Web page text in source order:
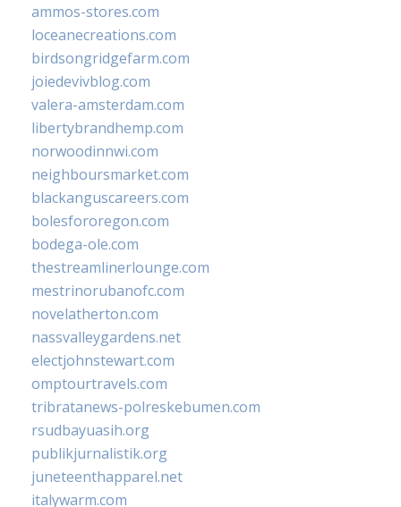
ammos-stores.com
loceanecreations.com
birdsongridgefarm.com
joiedevivblog.com
valera-amsterdam.com
libertybrandhemp.com
norwoodinnwi.com
neighboursmarket.com
blackanguscareers.com
bolesfororegon.com
bodega-ole.com
thestreamlinerlounge.com
mestrinorubanofc.com
novelatherton.com
nassvalleygardens.net
electjohnstewart.com
omptourtravels.com
tribratanews-polreskebumen.com
rsudbayuasih.org
publikjurnalistik.org
juneteenthapparel.net
italywarm.com